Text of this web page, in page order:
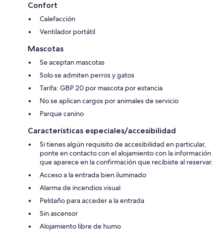
Confort
Calefacción
Ventilador portátil
Mascotas
Se aceptan mascotas
Solo se admiten perros y gatos
Tarifa: GBP 20 por mascota por estancia
No se aplican cargos por animales de servicio
Parque canino
Características especiales/accesibilidad
Si tienes algún requisito de accesibilidad en particular,
ponte en contacto con el alojamiento con la información
que aparece en la confirmación que recibiste al reservar.
Acceso a la entrada bien iluminado
Alarma de incendios visual
Peldaño para acceder a la entrada
Sin ascensor
Alojamiento libre de humo